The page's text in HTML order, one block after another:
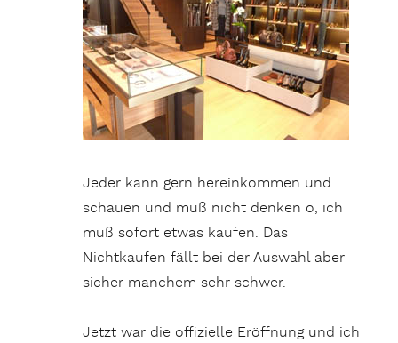
Jeder kann gern hereinkommen und
schauen und muß nicht denken o, ich
muß sofort etwas kaufen. Das
Nichtkaufen fällt bei der Auswahl aber
sicher manchem sehr schwer.
Jetzt war die offizielle Eröffnung und ich